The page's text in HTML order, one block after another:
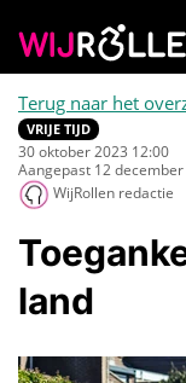
Terug naar het
VRIJE TIJD
30 oktober 2023 12:00
Aangepast 12
WijRollen redactie
land